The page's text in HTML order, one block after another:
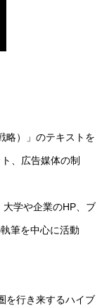
略）」のテキストを
、広告媒体の制
学や企業のHP、ブ
筆を中心に活動
を行き来するハイブ